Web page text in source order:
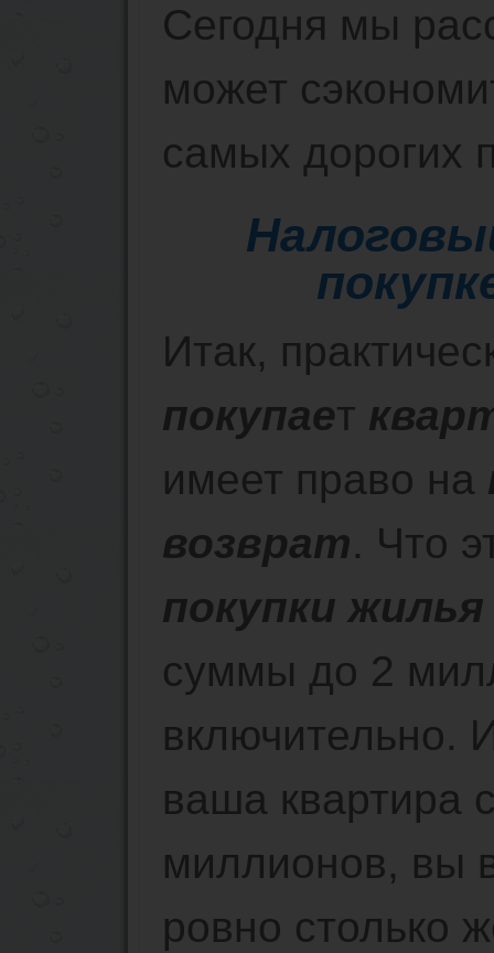
Сегодня мы
может
самых дорогих
Итак,
покупает
имеет право на
возврат. Что
покупки жилья
суммы до 2
включительно.
ваша квартира
миллионов, вы
ровно столько